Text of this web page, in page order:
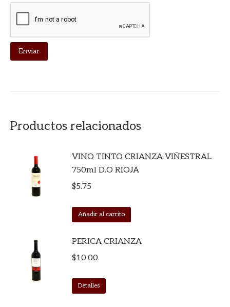
Productos relacionados
VINO TINTO CRIANZA VIÑESTRAL
750ml D.O RIOJA
$5.75
Añadir al carrito
PERICA CRIANZA
$10.00
Detalles